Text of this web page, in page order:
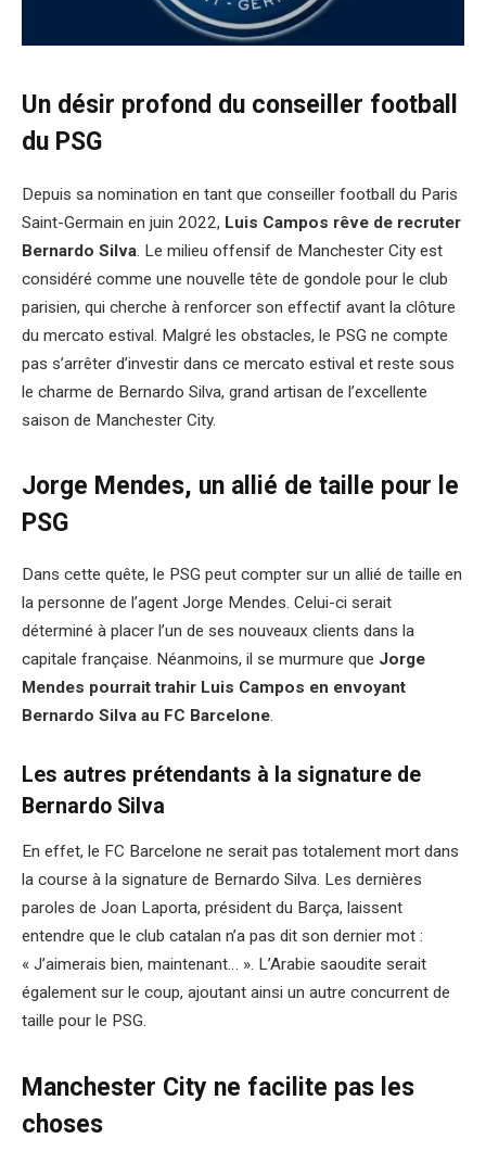
Un désir profond du conseiller football
du PSG
Depuis sa nomination en tant que conseiller football du Paris
Saint-Germain en juin 2022, Luis Campos rêve de recruter
Bernardo Silva. Le milieu offensif de Manchester City est
considéré comme une nouvelle tête de gondole pour le club
parisien, qui cherche à renforcer son effectif avant la clôture
du mercato estival. Malgré les obstacles, le PSG ne compte
pas s’arrêter d’investir dans ce mercato estival et reste sous
le charme de Bernardo Silva, grand artisan de l’excellente
saison de Manchester City.
Jorge Mendes, un allié de taille pour le
PSG
Dans cette quête, le PSG peut compter sur un allié de taille en
la personne de l’agent Jorge Mendes. Celui-ci serait
déterminé à placer l’un de ses nouveaux clients dans la
capitale française. Néanmoins, il se murmure que Jorge
Mendes pourrait trahir Luis Campos en envoyant
Bernardo Silva au FC Barcelone.
Les autres prétendants à la signature de
Bernardo Silva
En effet, le FC Barcelone ne serait pas totalement mort dans
la course à la signature de Bernardo Silva. Les dernières
paroles de Joan Laporta, président du Barça, laissent
entendre que le club catalan n’a pas dit son dernier mot :
« J’aimerais bien, maintenant… ». L’Arabie saoudite serait
également sur le coup, ajoutant ainsi un autre concurrent de
taille pour le PSG.
Manchester City ne facilite pas les
choses